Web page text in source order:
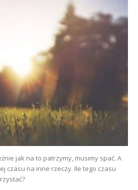
jak na to patrzymy, musimy spać. A
czasu na inne rzeczy. Ile tego czasu